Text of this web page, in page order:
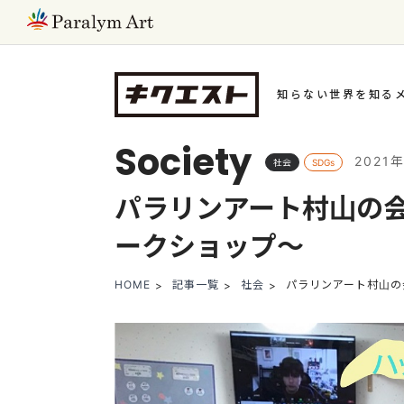
知らない世界を知る
Society 社会 SDGs 2021
パラリンアート村山の
ークショップ～
HOME 記事一覧 社会 パラリンアート村山